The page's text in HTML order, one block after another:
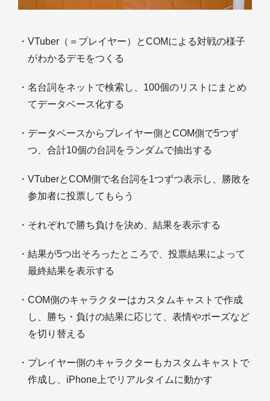
・VTuber（＝プレイヤー）とCOMによる対戦の様子
がわかるデモをつくる
・名台詞をネットで検索し、100個のリストにまとめ
てデータベース化する
・データベースからプレイヤー側とCOM側で5つず
つ、合計10個の台詞をランダムで抽出する
・VTuberとCOM側で名台詞を1つずつ表示し、勝敗を
参加者に投票してもらう
・それぞれで勝ち負けを決め、結果を表示する
・結果が5つ出そろったところで、投票結果によって
最終結果を表示する
・COM側のキャラクターはカスタムキャストで作成
し、勝ち・負けの結果に応じて、表情やポーズなど
を切り替える
・プレイヤー側のキャラクターもカスタムキャストで
作成し、iPhone上でリアルタイムに動かす